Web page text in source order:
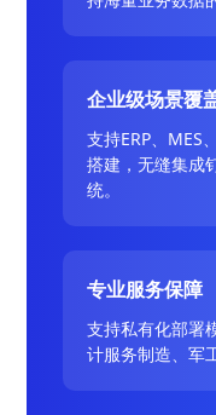
企业级场景覆
支持ERP、MES
搭建，无缝集成
统。
专业服务保障
支持私有化部署
计服务制造、军